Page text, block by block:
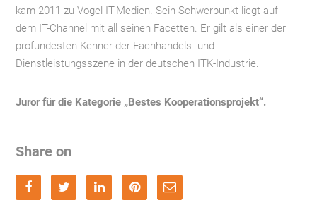
kam 2011 zu Vogel IT-Medien. Sein Schwerpunkt liegt auf
dem IT-Channel mit all seinen Facetten. Er gilt als einer der
profundesten Kenner der Fachhandels- und
Dienstleistungsszene in der deutschen ITK-Industrie.
Juror für die Kategorie „Bestes Kooperationsprojekt“.
Share on